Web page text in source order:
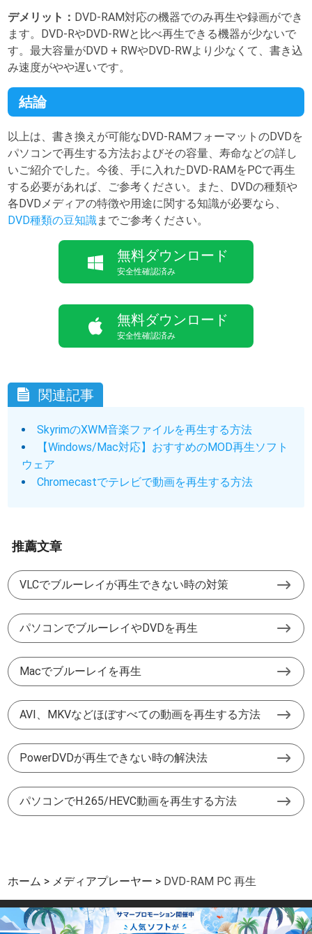
デメリット： DVD-RAM対応の機器でのみ再生や録画ができ
ます。DVD-RやDVD-RWと比べ再生できる機器が少ないで
す。最大容量がDVD + RWやDVD-RWより少なくて、書き込
み速度がやや遅いです。
結論
以上は、書き換えが可能なDVD-RAMフォーマットのDVDを
パソコンで再生する方法およびその容量、寿命などの詳し
いご紹介でした。今後、手に入れたDVD-RAMをPCで再生
する必要があれば、ご参考ください。また、DVDの種類や
各DVDメディアの特徴や用途に関する知識が必要なら、
DVD種類の豆知識までご参考ください。
無料ダウンロード
安全性確認済み
無料ダウンロード
安全性確認済み
関連記事
SkyrimのXWM音楽ファイルを再生する方法
【Windows/Mac対応】おすすめのMOD再生ソフト
ウェア
Chromecastでテレビで動画を再生する方法
推薦文章
VLCでブルーレイが再生できない時の対策
パソコンでブルーレイやDVDを再生
Macでブルーレイを再生
AVI、MKVなどほぼすべての動画を再生する方法
PowerDVDが再生できない時の解決法
パソコンでH.265/HEVC動画を再生する方法
ホーム メディアプレーヤー DVD-RAM PC 再生
サイトマップ|サポート プライバシー |パートーナー|利用規約と条件